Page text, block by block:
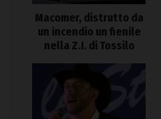
Macomer, distrutto da
un incendio un fienile
nella Z.I. di Tossilo